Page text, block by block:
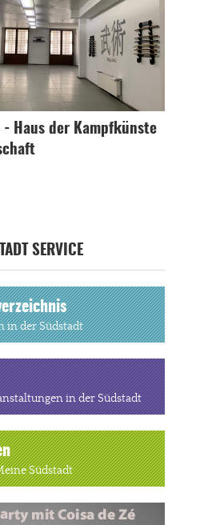
- Haus der Kampfkünste
SERVICE
in der Südstadt
in der Südstadt
Südstadt